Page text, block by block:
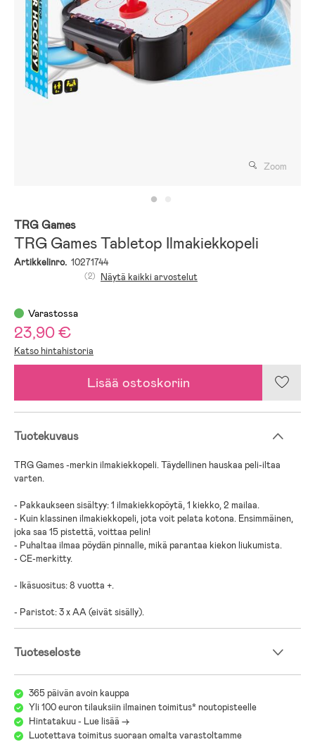
Zoom
TRG Games
TRG Games Tabletop Ilmakiekkopeli
Artikkelinro. 10271744
(2) Näytä kaikki arvostelut
Varastossa
23,90 €
Katso hintahistoria
Lisää ostoskoriin
Tuotekuvaus
TRG Games -merkin ilmakiekkopeli. Täydellinen hauskaa peli-iltaa
varten.
- Pakkaukseen sisältyy: 1 ilmakiekkopöytä, 1 kiekko, 2 mailaa.
- Kuin klassinen ilmakiekkopeli, jota voit pelata kotona. Ensimmäinen,
joka saa 15 pistettä, voittaa pelin!
- Puhaltaa ilmaa pöydän pinnalle, mikä parantaa kiekon liukumista.
- CE-merkitty.
- Ikäsuositus: 8 vuotta +.
- Paristot: 3 x AA (eivät sisälly).
Tuoteseloste
365 päivän avoin kauppa
Yli 100 euron tilauksiin ilmainen toimitus* noutopisteelle
Hintatakuu - Lue lisää ->
Luotettava toimitus suoraan omalta varastoltamme